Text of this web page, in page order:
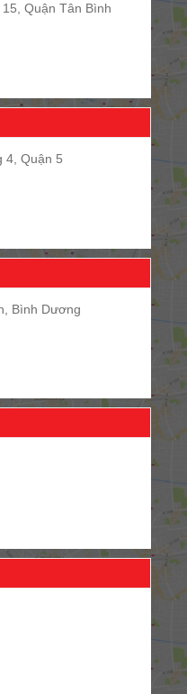
Quận Tân Bình
4, Quận 5
Bình Dương